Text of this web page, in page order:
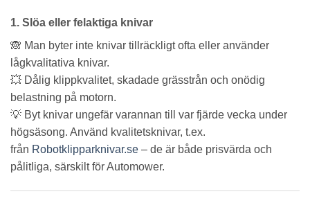
1. Slöa eller felaktiga knivar
🙈 Man byter inte knivar tillräckligt ofta eller använder
lågkvalitativa knivar.
💥 Dålig klippkvalitet, skadade grässtrån och onödig
belastning på motorn.
💡 Byt knivar ungefär varannan till var fjärde vecka under
högsäsong. Använd kvalitetsknivar, t.ex.
från Robotklipparknivar.se – de är både prisvärda och
pålitliga, särskilt för Automower.